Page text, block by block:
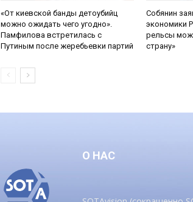
«От киевской банды детоубийц
можно ожидать чего угодно».
Памфилова встретилась с
Путиным после жеребьевки партий
Собянин
экономики
рельсы
страну»
О НАС